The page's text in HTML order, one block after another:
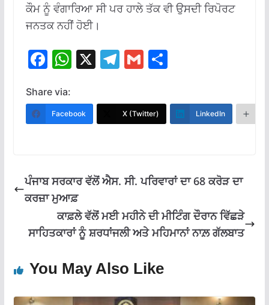
ਕੌਮ ਨੂੰ ਵੰਗਾਰਿਆ ਸੀ ਪਰ ਹਾਲੇ ਤੱਕ ਵੀ ਉਸਦੀ ਰਿਪੋਰਟ
ਜਨਤਕ ਨਹੀਂ ਹੋਈ।
F
e
b
k
W
at
s
p
X T
e
gr
G
ai
l
S
ar
e
Share via:
Facebook X (Twitter) LinkedIn
ਪੰਜਾਬ ਸਰਕਾਰ ਵੱਲੋਂ ਐਸ. ਸੀ. ਪਰਿਵਾਰਾਂ ਦਾ 68 ਕਰੋੜ ਦਾ
ਕਰਜ਼ਾ ਮੁਆਫ਼
ਕਾਫ਼ਲੇ ਵੱਲੋਂ ਮਈ ਮਹੀਨੇ ਦੀ ਮੀਟਿੰਗ ਦੌਰਾਨ ਵਿੱਛੜੇ
ਸਾਹਿਤਕਾਰਾਂ ਨੂੰ ਸ਼ਰਧਾਂਜਲੀ ਅਤੇ ਮਹਿਮਾਨਾਂ ਨਾਲ਼ ਗੱਲਬਾਤ
You May Also Like